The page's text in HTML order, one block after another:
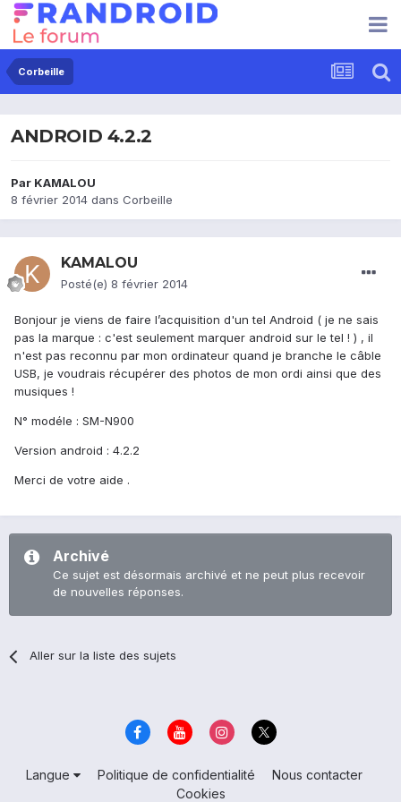
Corbeille
ANDROID 4.2.2
Par KAMALOU
8 février 2014 dans Corbeille
KAMALOU
Posté(e) 8 février 2014
Bonjour je viens de faire l’acquisition d'un tel Android ( je ne sais
pas la marque : c'est seulement marquer android sur le tel ! ) , il
n'est pas reconnu par mon ordinateur quand je branche le câble
USB, je voudrais récupérer des photos de mon ordi ainsi que des
musiques !
N° modéle : SM-N900
Version android : 4.2.2
Merci de votre aide .
Archivé
Ce sujet est désormais archivé et ne peut plus recevoir
de nouvelles réponses.
Aller sur la liste des sujets
Langue Politique de confidentialité
Nous contacter
Cookies